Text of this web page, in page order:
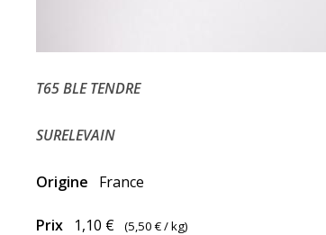
T65 BLE TENDRE
SURELEVAIN
Origine France
Prix 1,10 € (5,50 €/ kg)